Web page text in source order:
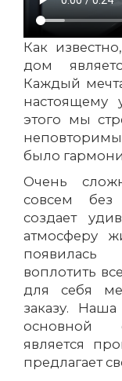
Как
дом
Каждый
этого мы
было
Очень
совсем
создает
атмосферу
воплотить
для себя
заказу.
основной
является
предлагает